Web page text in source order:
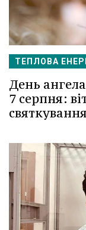
ТЕПЛОВА
День
7 серпня: